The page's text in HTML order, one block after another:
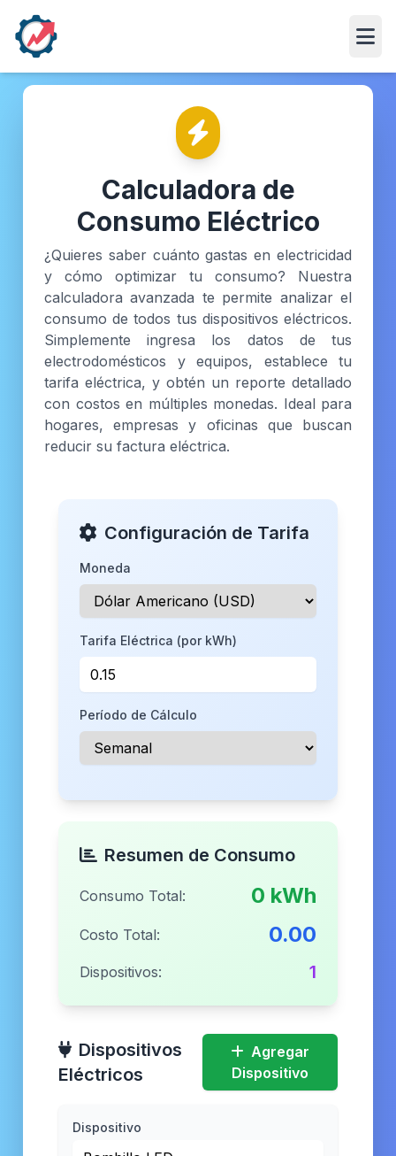
Calculadora de
Consumo Eléctrico
¿Quieres saber cuánto gastas en electricidad
y cómo optimizar tu consumo? Nuestra
calculadora avanzada te permite analizar el
consumo de todos tus dispositivos eléctricos.
Simplemente ingresa los datos de tus
electrodomésticos y equipos, establece tu
tarifa eléctrica, y obtén un reporte detallado
con costos en múltiples monedas. Ideal para
hogares, empresas y oficinas que buscan
reducir su factura eléctrica.
Configuración de Tarifa
Moneda
Tarifa Eléctrica (por kWh)
Período de Cálculo
Resumen de Consumo
Consumo Total: 0 kWh
Costo Total: 0.00
Dispositivos: 1
Dispositivos
Eléctricos
Agregar
Dispositivo
Dispositivo